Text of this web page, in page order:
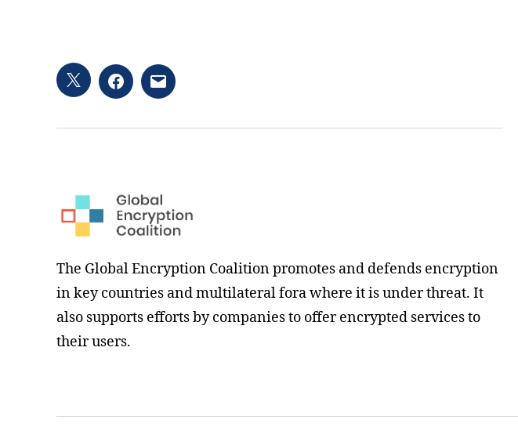
TwitterFacebook
Email
The Global Encryption Coalition promotes and defends encryption
in key countries and multilateral fora where it is under threat. It
also supports efforts by companies to offer encrypted services to
their users.